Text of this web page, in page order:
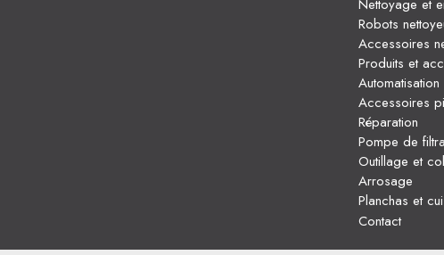
Nettoyage et
Robots
Accessoires
Produits et
Automatisation
Accessoires
Réparation
Pompe de
Outillage et
Arrosage
Planchas et
Contact